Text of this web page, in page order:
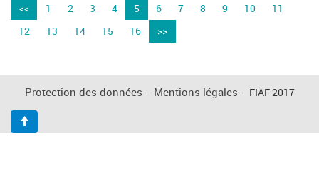
<< 1 2 3 4 5 6 7 8 9 10
11
12
13 14 15 16 >>
Protection des données - Mentions légales - FIAF 2017